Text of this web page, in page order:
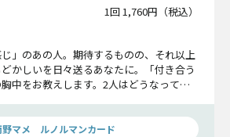
1回 1,760円（税込）
」のあの人。期待するものの、それ以上
かしいを日々送るあなたに。「付き合う
中をお教えします。2人はどうなってい
野マメ ルノルマンカード